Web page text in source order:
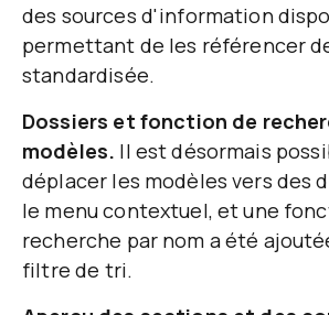
des sources d'information
permettant de les référencer
standardisée.
Dossiers et fonction de
modèles. Il est désormais
déplacer les modèles vers des
le menu contextuel, et une
recherche par nom a été
filtre de tri.